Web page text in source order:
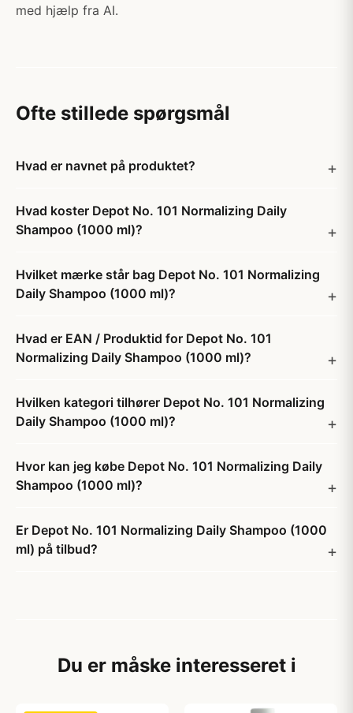
med hjælp fra AI.
Ofte stillede spørgsmål
Hvad er navnet på produktet?
Hvad koster Depot No. 101 Normalizing Daily
Shampoo (1000 ml)?
Hvilket mærke står bag Depot No. 101 Normalizing
Daily Shampoo (1000 ml)?
Hvad er EAN / Produktid for Depot No. 101
Normalizing Daily Shampoo (1000 ml)?
Hvilken kategori tilhører Depot No. 101 Normalizing
Daily Shampoo (1000 ml)?
Hvor kan jeg købe Depot No. 101 Normalizing Daily
Shampoo (1000 ml)?
Er Depot No. 101 Normalizing Daily Shampoo (1000
ml) på tilbud?
Du er måske interesseret i